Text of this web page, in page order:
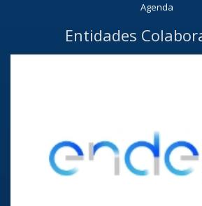
Agenda
Entidades